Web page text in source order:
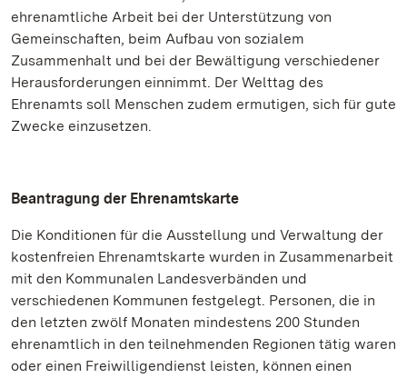
ehrenamtliche Arbeit bei der Unterstützung von
Gemeinschaften, beim Aufbau von sozialem
Zusammenhalt und bei der Bewältigung verschiedener
Herausforderungen einnimmt. Der Welttag des
Ehrenamts soll Menschen zudem ermutigen, sich für gute
Zwecke einzusetzen.
Beantragung der Ehrenamtskarte
Die Konditionen für die Ausstellung und Verwaltung der
kostenfreien Ehrenamtskarte wurden in Zusammenarbeit
mit den Kommunalen Landesverbänden und
verschiedenen Kommunen festgelegt. Personen, die in
den letzten zwölf Monaten mindestens 200 Stunden
ehrenamtlich in den teilnehmenden Regionen tätig waren
oder einen Freiwilligendienst leisten, können einen